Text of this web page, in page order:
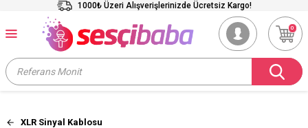
1000₺ Üzeri Alışverişlerinizde Ücretsiz Kargo!
0
XLR Sinyal Kablosu